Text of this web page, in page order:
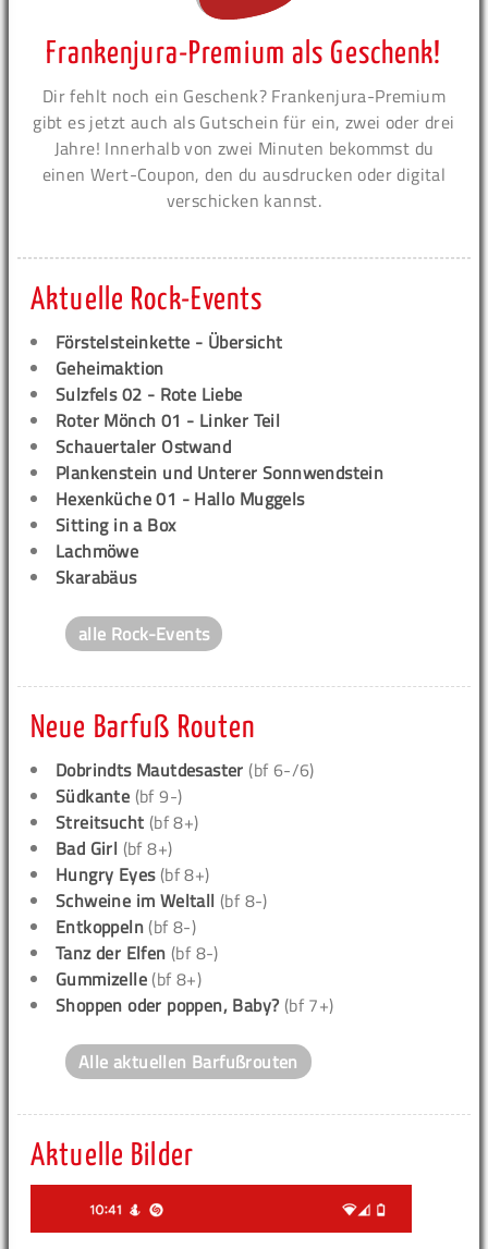
Frankenjura-Premium als Geschenk!
Dir fehlt noch ein Geschenk? Frankenjura-Premium
gibt es jetzt auch als Gutschein für ein, zwei oder drei
Jahre! Innerhalb von zwei Minuten bekommst du
einen Wert-Coupon, den du ausdrucken oder digital
verschicken kannst.
Aktuelle Rock-Events
Förstelsteinkette - Übersicht
Geheimaktion
Sulzfels 02 - Rote Liebe
Roter Mönch 01 - Linker Teil
Schauertaler Ostwand
Plankenstein und Unterer Sonnwendstein
Hexenküche 01 - Hallo Muggels
Sitting in a Box
Lachmöwe
Skarabäus
alle Rock-Events
Neue Barfuß Routen
Dobrindts Mautdesaster (bf 6-/6)
Südkante (bf 9-)
Streitsucht (bf 8+)
Bad Girl (bf 8+)
Hungry Eyes(bf 8+)
Schweine im Weltall (bf 8-)
Entkoppeln (bf 8-)
Tanz der Elfen (bf 8-)
Gummizelle (bf 8+)
Shoppen oder poppen, Baby? (bf 7+)
Alle aktuellen Barfußrouten
Aktuelle Bilder